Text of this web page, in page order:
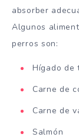
absorber
Algunos
perros son:
Hígado de
Carne de
Carne de
Salmón